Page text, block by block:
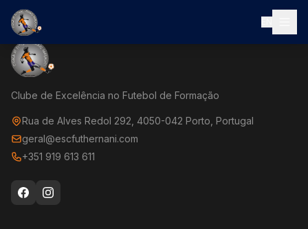
Clube de Excelência no Futebol de Formação
Rua de Alves Redol 292, 4050-042 Porto, Portugal
geral@escfuthernani.com
+351 919 613 611